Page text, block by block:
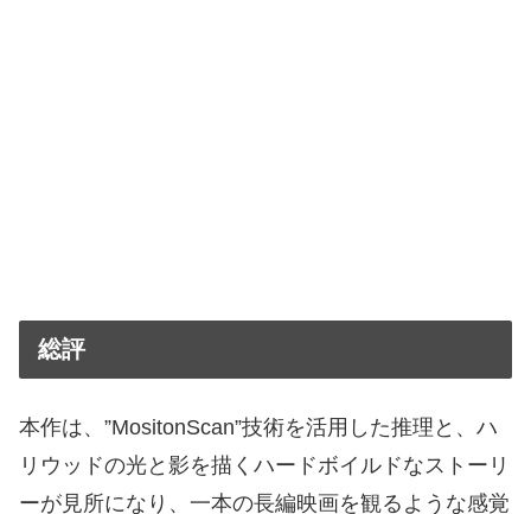
総評
本作は、”MositonScan”技術を活用した推理と、ハ
リウッドの光と影を描くハードボイルドなストーリ
ーが見所になり、一本の長編映画を観るような感覚